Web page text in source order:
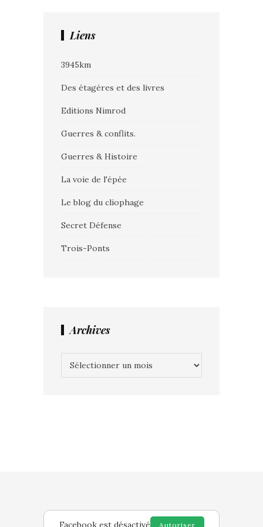
Liens
3945km
Des étagères et des livres
Editions Nimrod
Guerres & conflits.
Guerres & Histoire
La voie de l'épée
Le blog du cliophage
Secret Défense
Trois-Ponts
Archives
Facebook est désactivé Autoriser